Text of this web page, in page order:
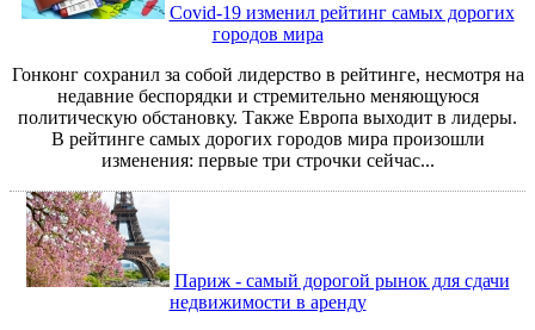
Covid-19 изменил рейтинг самых дорогих
городов мира
Гонконг сохранил за собой лидерство в рейтинге, несмотря на
недавние беспорядки и стремительно меняющуюся
политическую обстановку. Также Европа выходит в лидеры.
В рейтинге самых дорогих городов мира произошли
изменения: первые три строчки сейчас...
Париж - самый дорогой рынок для сдачи
недвижимости в аренду